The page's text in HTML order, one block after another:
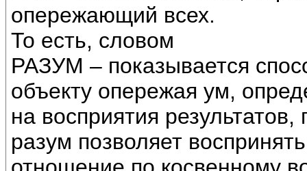
опережающий всех.
То есть, словом
РАЗУМ – показывается
объекту опережая ум,
на восприятия
разум позволяет